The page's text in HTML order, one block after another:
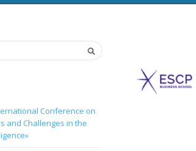
Conference on
and Challenges in the